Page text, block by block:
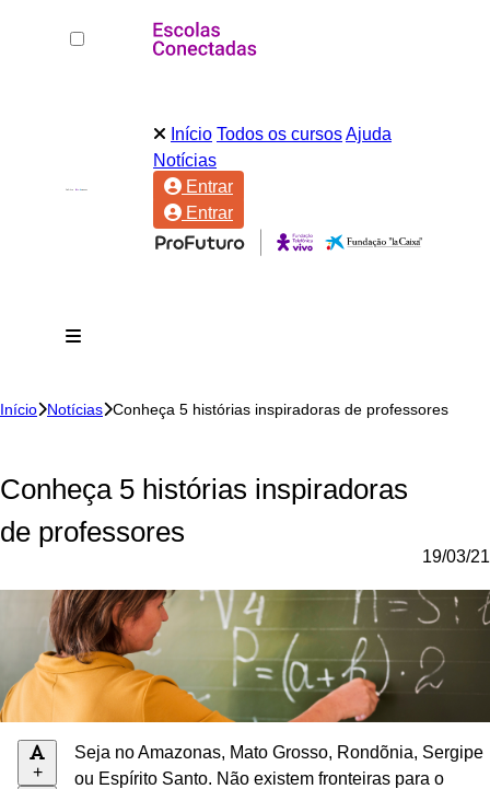
Início Todos os cursosAjuda
Notícias
Entrar
Entrar
Início Notícias Conheça 5 histórias inspiradoras de professores
Conheça 5 histórias inspiradoras
de professores
19/03/21
+
Seja no Amazonas, Mato Grosso, Rondõnia, Sergipe
ou Espírito Santo. Não existem fronteiras para o